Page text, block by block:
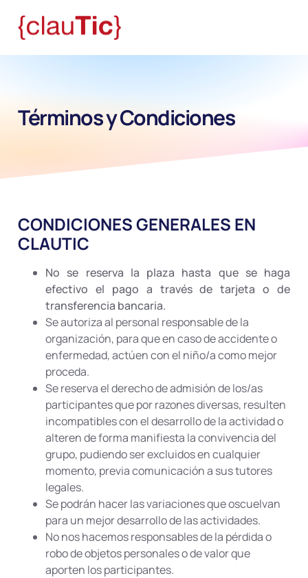
Términos y Condiciones
CONDICIONES GENERALES EN
CLAUTIC
No se reserva la plaza hasta que se haga
efectivo el pago a través de tarjeta o de
transferencia bancaria.
Se autoriza al personal responsable de la
organización, para que en caso de accidente o
enfermedad, actúen con el niño/a como mejor
proceda.
Se reserva el derecho de admisión de los/as
participantes que por razones diversas, resulten
incompatibles con el desarrollo de la actividad o
alteren de forma manifiesta la convivencia del
grupo, pudiendo ser excluidos en cualquier
momento, previa comunicación a sus tutores
legales.
Se podrán hacer las variaciones que oscuelvan
para un mejor desarrollo de las actividades.
No nos hacemos responsables de la pérdida o
robo de objetos personales o de valor que
aporten los participantes.